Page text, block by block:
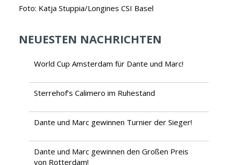
Foto: Katja Stuppia/Longines CSI Basel
NEUESTEN NACHRICHTEN
World Cup Amsterdam für Dante und Marc!
Sterrehof’s Calimero im Ruhestand
Dante und Marc gewinnen Turnier der Sieger!
Dante und Marc gewinnen den Großen Preis
von Rotterdam!